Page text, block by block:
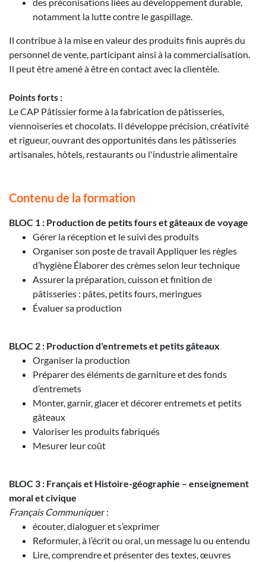
notamment la lutte contre le gaspillage.
Il contribue à la mise en valeur des produits finis auprès du
personnel de vente, participant ainsi à la commercialisation.
Il peut être amené à être en contact avec la clientèle.
Points forts :
Le CAP Pâtissier forme à la fabrication de pâtisseries,
viennoiseries et chocolats. Il développe précision, créativité
et rigueur, ouvrant des opportunités dans les pâtisseries
artisanales, hôtels, restaurants ou l'industrie alimentaire
Contenu de la formation
BLOC 1 : Production de petits fours et gâteaux de voyage
Gérer la réception et le suivi des produits
Organiser son poste de travail Appliquer les règles
d’hygiène Élaborer des crèmes selon leur technique
Assurer la préparation, cuisson et finition de
pâtisseries : pâtes, petits fours, meringues
Évaluer sa production
BLOC 2 : Production d'entremets et petits gâteaux
Organiser la production
Préparer des éléments de garniture et des fonds
d’entremets
Monter, garnir, glacer et décorer entremets et petits
gâteaux
Valoriser les produits fabriqués
Mesurer leur coût
BLOC 3 : Français et Histoire-géographie – enseignement
moral et civique
Français Communiquer :
écouter, dialoguer et s’exprimer
Reformuler, à l’écrit ou oral, un message lu ou entendu
Lire, comprendre et présenter des textes, œuvres